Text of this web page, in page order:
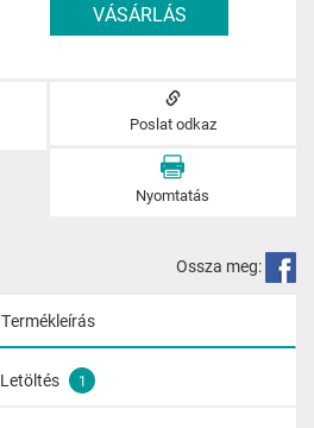
Poslat odkaz
Nyomtatás
Ossza meg:
Termékleírás
Letöltés 1